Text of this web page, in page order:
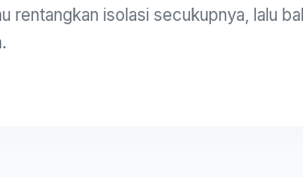
rentangkan isolasi secukupnya, lalu